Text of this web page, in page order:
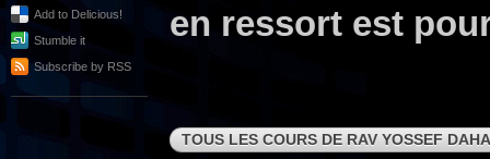
Add to Delicious!
Stumble it
Subscribe by RSS
en ressort est
TOUS LES COURS DE RAV YOSSEF